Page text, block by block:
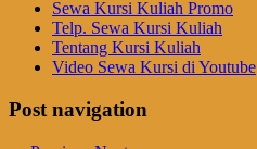
Sewa Kursi Kuliah Promo
Telp. Sewa Kursi Kuliah
Tentang Kursi Kuliah
Video Sewa Kursi di Youtube
Post navigation